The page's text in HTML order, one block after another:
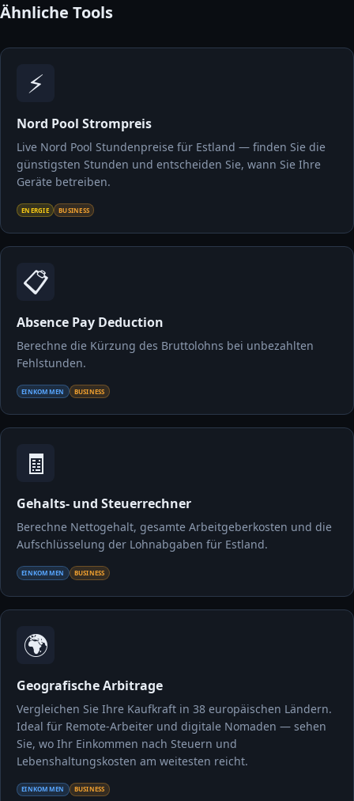
Ähnliche Tools
⚡
Nord Pool Strompreis
Live Nord Pool Stundenpreise für Estland — finden Sie die
günstigsten Stunden und entscheiden Sie, wann Sie Ihre
Geräte betreiben.
ENERGIE BUSINESS
📋
Absence Pay Deduction
Berechne die Kürzung des Bruttolohns bei unbezahlten
Fehlstunden.
EINKOMMEN BUSINESS
🧾
Gehalts- und Steuerrechner
Berechne Nettogehalt, gesamte Arbeitgeberkosten und die
Aufschlüsselung der Lohnabgaben für Estland.
EINKOMMEN BUSINESS
🌍
Geografische Arbitrage
Vergleichen Sie Ihre Kaufkraft in 38 europäischen Ländern.
Ideal für Remote-Arbeiter und digitale Nomaden — sehen
Sie, wo Ihr Einkommen nach Steuern und
Lebenshaltungskosten am weitesten reicht.
EINKOMMEN BUSINESS